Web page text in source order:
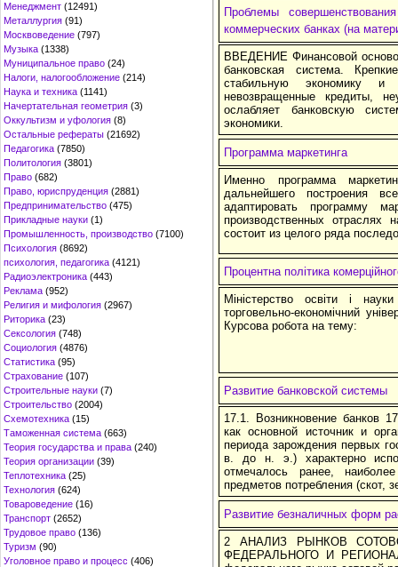
Менеджмент (12491)
Металлургия (91)
Москвоведение (797)
Музыка (1338)
Муниципальное право (24)
Налоги, налогообложение (214)
Наука и техника (1141)
Начертательная геометрия (3)
Оккультизм и уфология (8)
Остальные рефераты (21692)
Педагогика (7850)
Политология (3801)
Право (682)
Право, юриспруденция (2881)
Предпринимательство (475)
Прикладные науки (1)
Промышленность, производство (7100)
Психология (8692)
психология, педагогика (4121)
Радиоэлектроника (443)
Реклама (952)
Религия и мифология (2967)
Риторика (23)
Сексология (748)
Социология (4876)
Статистика (95)
Страхование (107)
Строительные науки (7)
Строительство (2004)
Схемотехника (15)
Таможенная система (663)
Теория государства и права (240)
Теория организации (39)
Теплотехника (25)
Технология (624)
Товароведение (16)
Транспорт (2652)
Трудовое право (136)
Туризм (90)
Уголовное право и процесс (406)
Проблемы
коммерческих банках (на
ВВЕДЕНИЕ Финансовой
банковская система.
стабильную экономику и
невозвращенные кредиты,
ослабляет банковскую
экономики.
Программа маркетинга
Именно программа
дальнейшего построения
адаптировать программу
производственных отраслях
состоит из целого ряда
Процентна політика
Міністерство освіти і
торговельно-економічний
Курсова робота на тему:
Развитие банковской системы
17.1. Возникновение банков
как основной источник и
периода зарождения первых
в. до н. э.) характерно
отмечалось ранее,
предметов потребления (скот,
Развитие безналичных форм
2 АНАЛИЗ РЫНКОВ
ФЕДЕРАЛЬНОГО И